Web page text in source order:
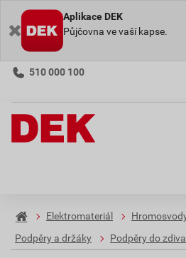
Aplikace DEK
Půjčovna ve vaší kapse.
510 000 100
Elektromateriál
Podpěry a držáky
Podpěry do zdiva